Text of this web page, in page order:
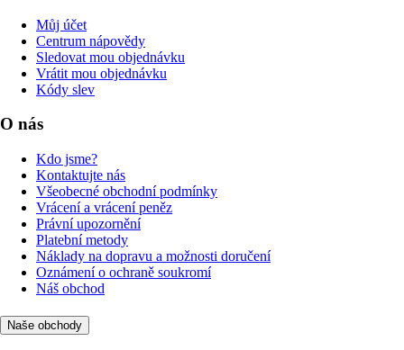
Můj účet
Centrum nápovědy
Sledovat mou objednávku
Vrátit mou objednávku
Kódy slev
O nás
Kdo jsme?
Kontaktujte nás
Všeobecné obchodní podmínky
Vrácení a vrácení peněz
Právní upozornění
Platební metody
Náklady na dopravu a možnosti doručení
Oznámení o ochraně soukromí
Náš obchod
Naše obchody